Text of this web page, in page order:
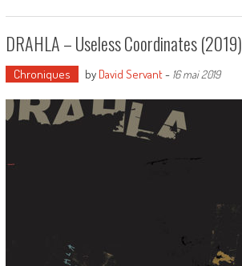
DRAHLA – Useless Coordinates (2019)
Chroniques by David Servant- 16 mai 2019